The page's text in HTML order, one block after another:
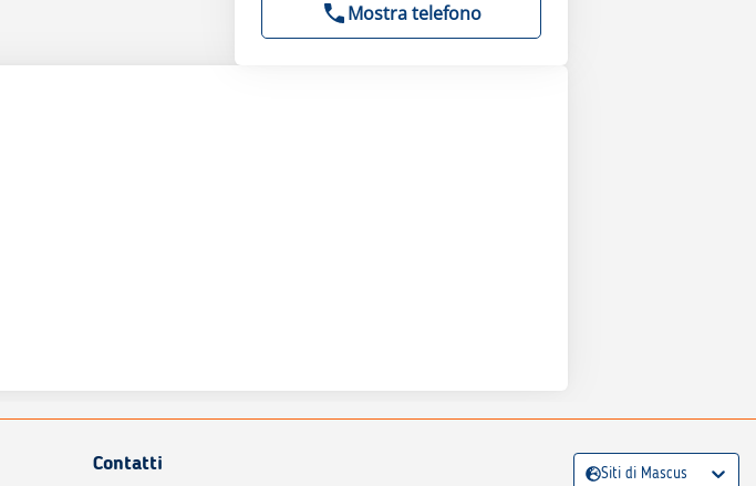
Mostra telefono
Contatti Siti di Mascus